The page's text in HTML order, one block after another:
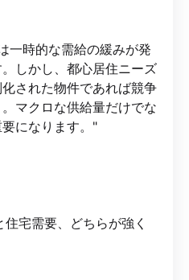
一時的な需給の緩みが発
しかし、都心居住ニーズ
された物件であれば競争
マクロな供給量だけでな
になります。"
宅需要、どちらが強く